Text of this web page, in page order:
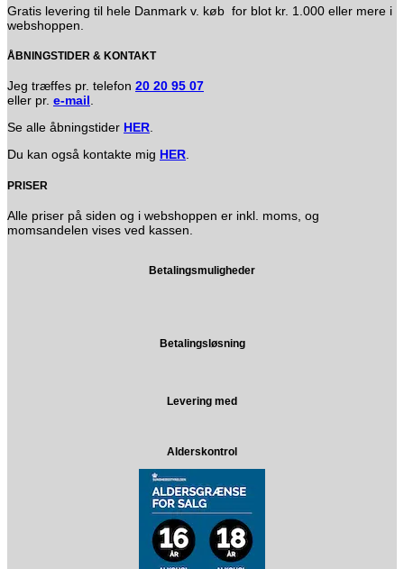
Gratis levering til hele Danmark v. køb for blot kr. 1.000 eller mere i
webshoppen.
ÅBNINGSTIDER & KONTAKT
Jeg træffes pr. telefon 20 20 95 07
eller pr. e-mail.
Se alle åbningstider HER.
Du kan også kontakte mig HER.
PRISER
Alle priser på siden og i webshoppen er inkl. moms, og
momsandelen vises ved kassen.
Betalingsmuligheder
Betalingsløsning
Levering med
Alderskontrol